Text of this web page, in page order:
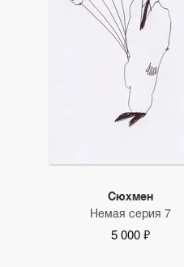
Сюхмен
Немая серия 7
5 000 ₽